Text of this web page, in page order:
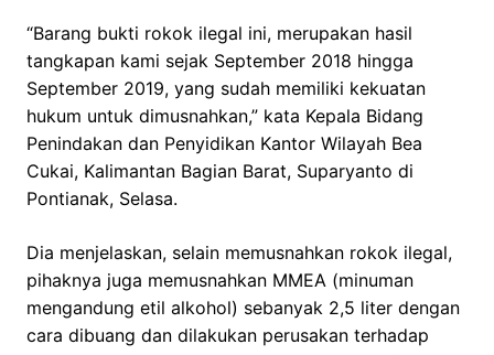
“Barang bukti rokok ilegal ini, merupakan hasil
tangkapan kami sejak September 2018 hingga
September 2019, yang sudah memiliki kekuatan
hukum untuk dimusnahkan,” kata Kepala Bidang
Penindakan dan Penyidikan Kantor Wilayah Bea
Cukai, Kalimantan Bagian Barat, Suparyanto di
Pontianak, Selasa.
Dia menjelaskan, selain memusnahkan rokok ilegal,
pihaknya juga memusnahkan MMEA (minuman
mengandung etil alkohol) sebanyak 2,5 liter dengan
cara dibuang dan dilakukan perusakan terhadap